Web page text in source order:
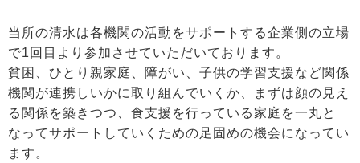
当所の清水は各機関の活動をサポートする企業側の立場
で1回目より参加させていただいております。
貧困、ひとり親家庭、障がい、子供の学習支援など関係
機関が連携しいかに取り組んでいくか、まずは顔の見え
る関係を築きつつ、食支援を行っている家庭を一丸と
なってサポートしていくための足固めの機会になってい
ます。